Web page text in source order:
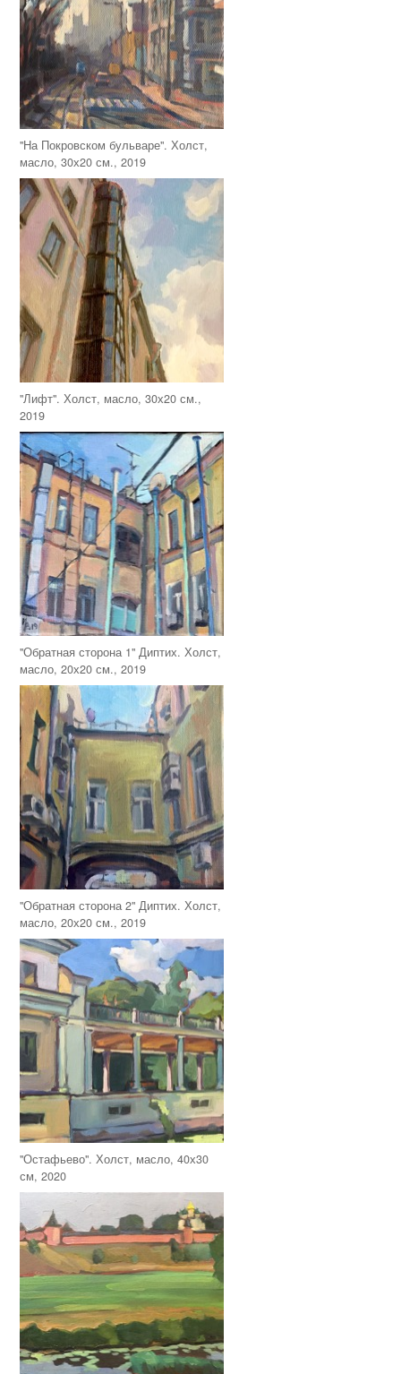
"На Покровском бульваре". Холст,
масло, 30х20 см., 2019
"Лифт". Холст, масло, 30х20 см.,
2019
"Обратная сторона 1" Диптих. Холст,
масло, 20х20 см., 2019
"Обратная сторона 2" Диптих. Холст,
масло, 20х20 см., 2019
"Остафьево". Холст, масло, 40х30
см, 2020